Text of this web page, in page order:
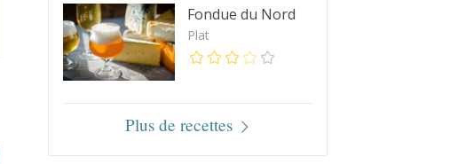
Fondue du Nord
Plat
Plus de recettes